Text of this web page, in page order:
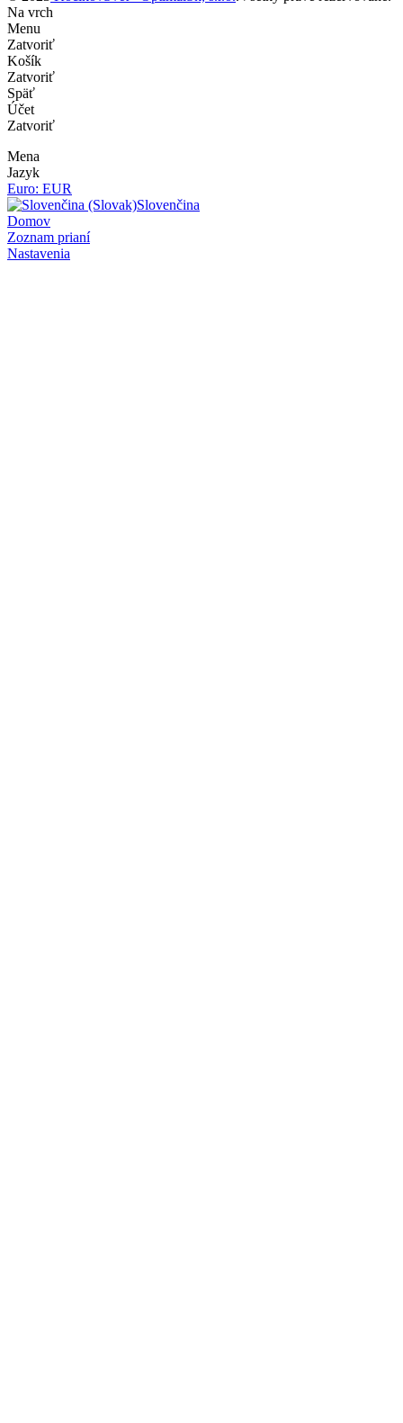
Na vrch
Menu
Zatvoriť
Košík
Zatvoriť
Späť
Účet
Zatvoriť
Mena
Jazyk
Euro: EUR
Slovenčina
Domov
Zoznam prianí
Nastavenia